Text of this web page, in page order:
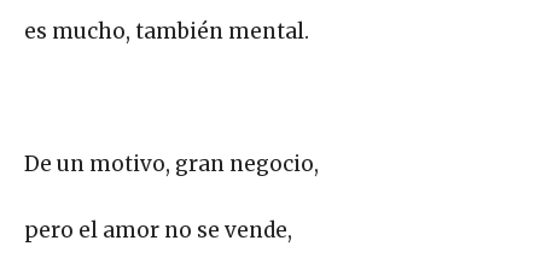
es mucho, también mental.
De un motivo, gran negocio,
pero el amor no se vende,